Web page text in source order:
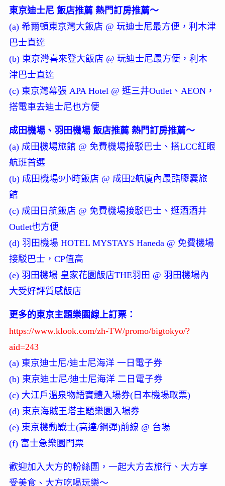
東京迪士尼 飯店推薦 熱門訂房推薦～
(a) 希爾頓東京灣大飯店 @ 玩迪士尼最方便，利木津
巴士直達
(b) 東京灣喜來登大飯店 @ 玩迪士尼最方便，利木
津巴士直達
(c) 東京灣幕張 APA Hotel @ 逛三井Outlet、AEON，
搭電車去迪士尼也方便
成田機場、羽田機場 飯店推薦 熱門訂房推薦～
(a) 成田機場旅館 @ 免費機場接駁巴士、搭LCC紅眼
航班首選
(b) 成田機場9小時飯店 @ 成田2航廈內最酷膠囊旅
館
(c) 成田日航飯店 @ 免費機場接駁巴士、逛酒酒井
Outlet也方便
(d) 羽田機場 HOTEL MYSTAYS Haneda @ 免費機場
接駁巴士，CP值高
(e) 羽田機場 皇家花園飯店THE羽田 @ 羽田機場內
大受好評質感飯店
更多的東京主題樂園線上訂票：
https://www.klook.com/zh-TW/promo/bigtokyo/?
aid=243
(a) 東京迪士尼/迪士尼海洋 一日電子券
(b) 東京迪士尼/迪士尼海洋 二日電子券
(c) 大江戶溫泉物語實體入場券(日本機場取票)
(d) 東京海賊王塔主題樂園入場券
(e) 東京機動戰士(高達/鋼彈)前線 @ 台場
(f) 富士急樂園門票
歡迎加入大方的粉絲團，一起大方去旅行、大方享
受美食、大方吃喝玩樂～